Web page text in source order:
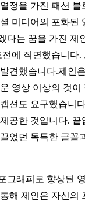
정을 가진 패션 블
미디어의 포화된
다는 꿈을 가진 제
에 직면했습니다.
견했습니다.제인
영상 이상의 것이
션도 요구했습니
공한 것입니다. 끝
었던 독특한 글꼴
그래피로 향상된
해 제인은 자신의